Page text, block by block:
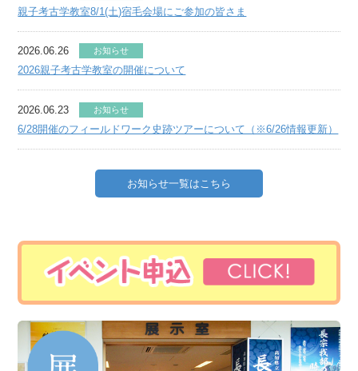
親子考古学教室8/1(土)宿毛会場にご参加の皆さま
2026.06.26 お知らせ
2026親子考古学教室の開催について
2026.06.23 お知らせ
6/28開催のフィールドワーク史跡ツアーについて（※6/26情報更新）
お知らせ一覧はこちら